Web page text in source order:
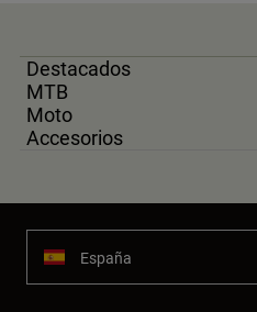
Destacados
MTB
Moto
Accesorios
España